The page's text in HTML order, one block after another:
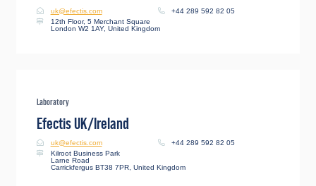
uk@efectis.com
+44 289 592 82 05
12th Floor, 5 Merchant Square
London W2 1AY, United Kingdom
Laboratory
Efectis UK/Ireland
uk@efectis.com
+44 289 592 82 05
Kilroot Business Park
Larne Road
Carrickfergus BT38 7PR, United Kingdom